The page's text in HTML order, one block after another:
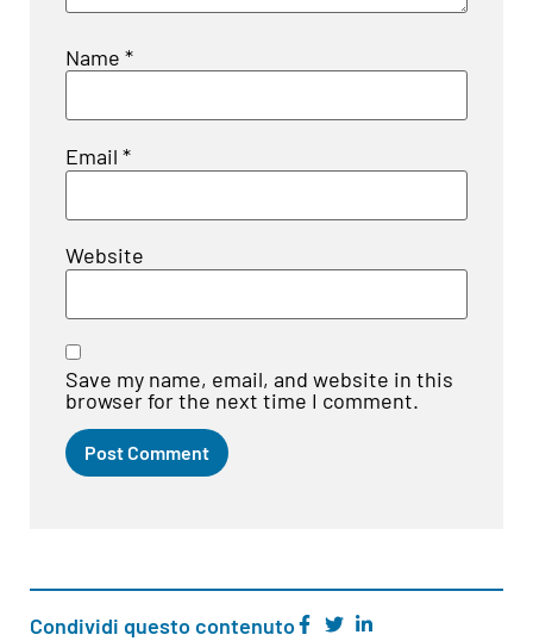
Name *
Email *
Website
Save my name, email, and website in this
browser for the next time I comment.
Condividi questo contenuto